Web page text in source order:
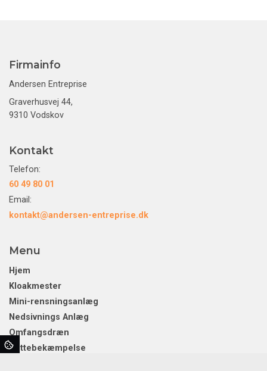
Firmainfo
Andersen Entreprise
Graverhusvej 44,
9310 Vodskov
Kontakt
Telefon:
60 49 80 01
Email:
kontakt@andersen-entreprise.dk
Menu
Hjem
Kloakmester
Mini-rensningsanlæg
Nedsivnings Anlæg
Omfangsdræn
Rottebekæmpelse